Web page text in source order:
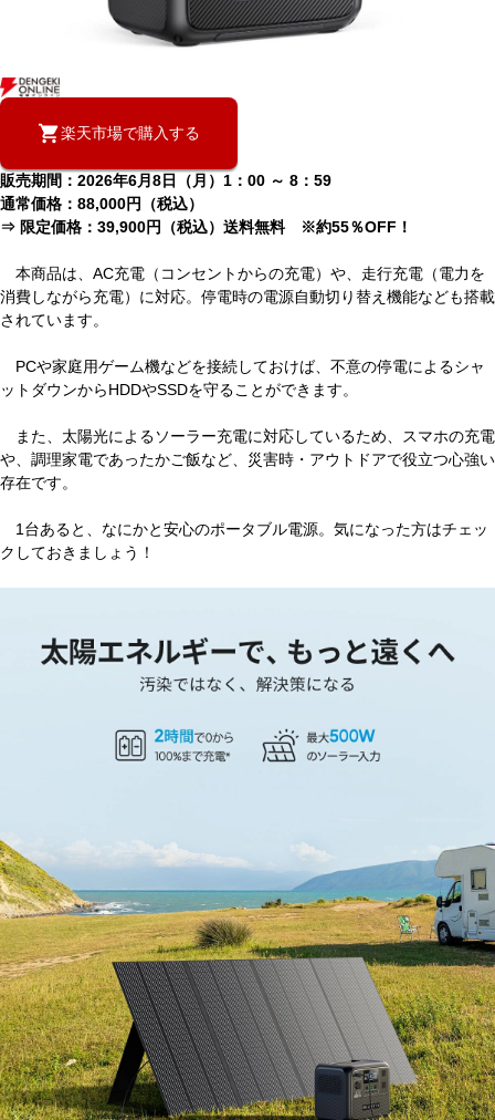
楽天市場で購入する
販売期間：2026年6月8日（月）1：00 ～ 8：59
通常価格：88,000円（税込）
⇒ 限定価格：39,900円（税込）送料無料 ※約55％OFF！
本商品は、AC充電（コンセントからの充電）や、走行充電（電力を
消費しながら充電）に対応。停電時の電源自動切り替え機能なども搭載
されています。
PCや家庭用ゲーム機などを接続しておけば、不意の停電によるシャ
ットダウンからHDDやSSDを守ることができます。
また、太陽光によるソーラー充電に対応しているため、スマホの充電
や、調理家電であったかご飯など、災害時・アウトドアで役立つ心強い
存在です。
1台あると、なにかと安心のポータブル電源。気になった方はチェッ
クしておきましょう！